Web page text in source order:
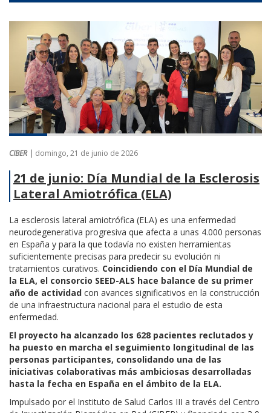
CIBER | domingo, 21 de junio de 2026
21 de junio: Día Mundial de la Esclerosis
Lateral Amiotrófica (ELA)
La esclerosis lateral amiotrófica (ELA) es una enfermedad
neurodegenerativa progresiva que afecta a unas 4.000 personas
en España y para la que todavía no existen herramientas
suficientemente precisas para predecir su evolución ni
tratamientos curativos. Coincidiendo con el Día Mundial de
la ELA, el consorcio SEED-ALS hace balance de su primer
año de actividad con avances significativos en la construcción
de una infraestructura nacional para el estudio de esta
enfermedad.
El proyecto ha alcanzado los 628 pacientes reclutados y
ha puesto en marcha el seguimiento longitudinal de las
personas participantes, consolidando una de las
iniciativas colaborativas más ambiciosas desarrolladas
hasta la fecha en España en el ámbito de la ELA.
Impulsado por el Instituto de Salud Carlos III a través del Centro